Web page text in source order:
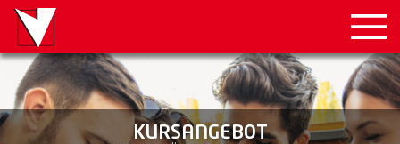
KURSANGEBOT